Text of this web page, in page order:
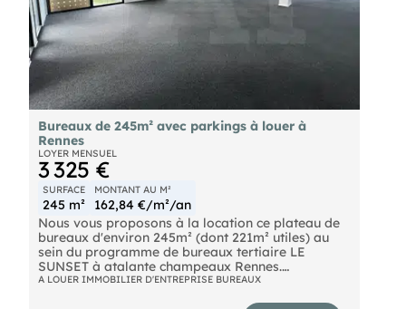
Bureaux de 245m² avec parkings à louer à
Rennes
LOYER MENSUEL
3 325 €
SURFACE
245 m²
MONTANT AU M²
162,84 €/m²/an
Nous vous proposons à la location ce plateau de
bureaux d'environ 245m² (dont 221m² utiles) au
sein du programme de bureaux tertiaire LE
SUNSET à atalante champeaux Rennes.
Ce plateau est livré aménagé non cloisonné avec
A LOUER IMMOBILIER D'ENTREPRISE BUREAUX